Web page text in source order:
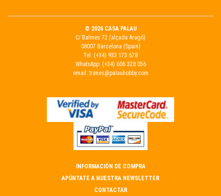
© 2026 CASA PALAU
C/ Balmes 72 (alçada Aragó)
08007 Barcelona (Spain)
Tel. (+34) 933 173 678
WhatsApp: (+34) 606 328 056
email: trenes@palauhobby.com
INFORMACIÓN DE COMPRA
APÚNTATE A NUESTRA NEWSLETTER
CONTACTAR